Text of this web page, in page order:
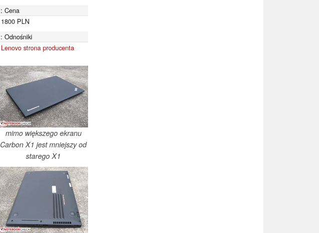
Cena
1800 PLN
Odnośniki
Lenovo strona producenta
mimo większego ekranu
Carbon X1 jest mniejszy od
starego X1